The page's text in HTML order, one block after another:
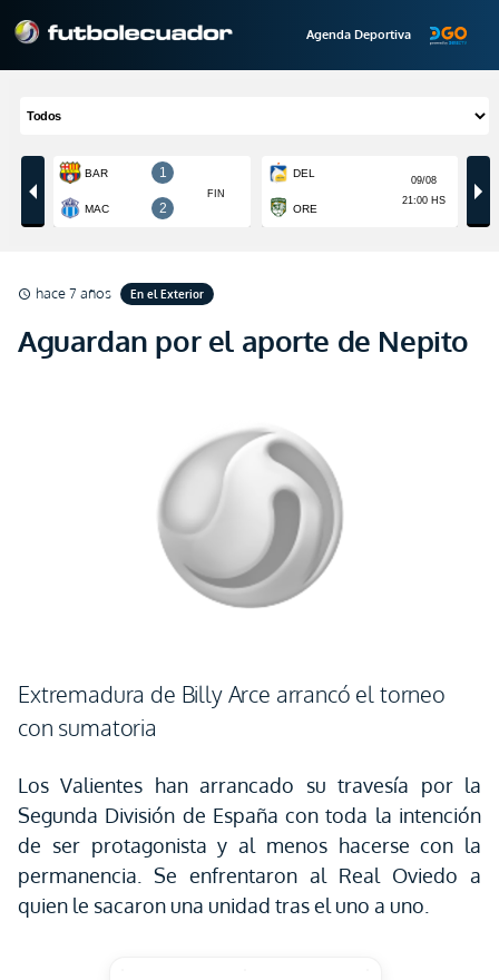
Agenda Deportiva
schedule hace 7 años En el Exterior
Aguardan por el aporte de Nepito
Extremadura de Billy Arce arrancó el torneo
con sumatoria
Los Valientes han arrancado su travesía por la
Segunda División de España con toda la intención
de ser protagonista y al menos hacerse con la
permanencia. Se enfrentaron al Real Oviedo a
quien le sacaron una unidad tras el uno a uno.